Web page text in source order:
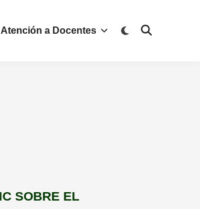
Atención a Docentes
SOBRE EL